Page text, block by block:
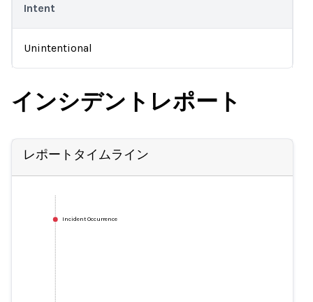
Intent
Unintentional
インシデントレポート
レポートタイムライン
Incident Occurrence